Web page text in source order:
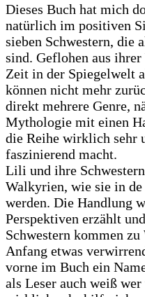
Dieses Buch hat mich
natürlich im positiven
sieben Schwestern, die
sind. Geflohen aus
Zeit in der Spiegelwelt
können nicht mehr
direkt mehrere Genre,
Mythologie mit einen
die Reihe wirklich sehr
faszinierend macht.
Lili und ihre
Walkyrien, wie sie in
werden. Die Handlung
Perspektiven erzählt
Schwestern kommen
Anfang etwas
vorne im Buch ein
als Leser auch weiß